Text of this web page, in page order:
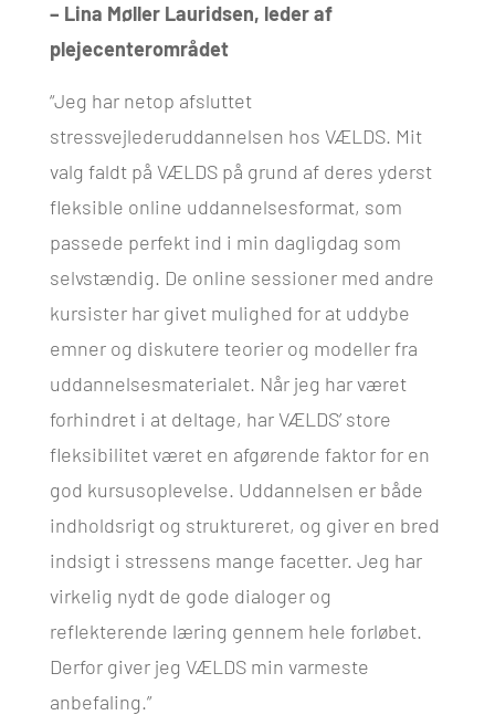
– Lina Møller Lauridsen, leder af
plejecenterområdet
“Jeg har netop afsluttet
stressvejlederuddannelsen hos VÆLDS. Mit
valg faldt på VÆLDS på grund af deres yderst
fleksible online uddannelsesformat, som
passede perfekt ind i min dagligdag som
selvstændig. De online sessioner med andre
kursister har givet mulighed for at uddybe
emner og diskutere teorier og modeller fra
uddannelsesmaterialet. Når jeg har været
forhindret i at deltage, har VÆLDS’ store
fleksibilitet været en afgørende faktor for en
god kursusoplevelse. Uddannelsen er både
indholdsrigt og struktureret, og giver en bred
indsigt i stressens mange facetter. Jeg har
virkelig nydt de gode dialoger og
reflekterende læring gennem hele forløbet.
Derfor giver jeg VÆLDS min varmeste
anbefaling.”